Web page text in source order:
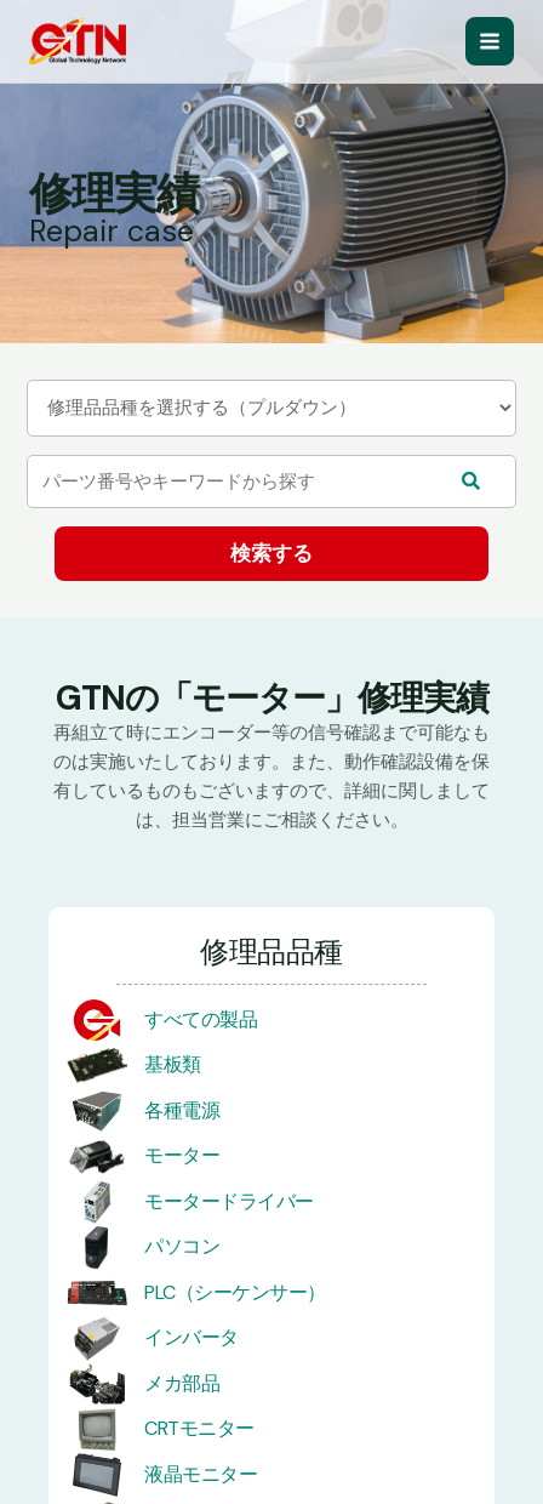
Main
修理実績
Repair case
GTNの「モーター」修理実績
再組立て時にエンコーダー等の信号確認まで可能なも
のは実施いたしております。また、動作確認設備を保
有しているものもございますので、詳細に関しまして
は、担当営業にご相談ください。
修理品品種
すべての製品
基板類
各種電源
モーター
モータードライバー
パソコン
PLC（シーケンサー）
インバータ
メカ部品
CRTモニター
液晶モニター